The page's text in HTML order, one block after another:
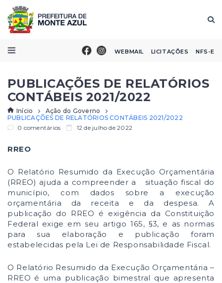
WEBMAIL LICITAÇÕES NFS-E
PUBLICAÇÕES DE RELATÓRIOS
CONTÁBEIS 2021/2022
Início
Ação do Governo
PUBLICAÇÕES DE RELATÓRIOS CONTÁBEIS 2021/2022
0 comentários
12 de julho de 2022
RREO
O Relatório Resumido da Execução Orçamentária
(RREO) ajuda a compreender a situação fiscal do
município, com dados sobre a execução
orçamentária da receita e da despesa. A
publicação do RREO é exigência da Constituição
Federal exige em seu artigo 165, §3, e as normas
para sua elaboração e publicação foram
estabelecidas pela Lei de Responsabilidade Fiscal.
O Relatório Resumido da Execução Orçamentária –
RREO é uma publicação bimestral que apresenta